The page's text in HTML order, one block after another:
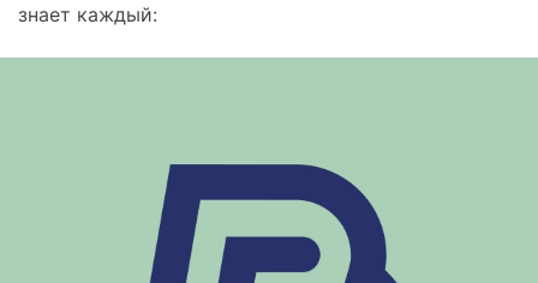
знает каждый: